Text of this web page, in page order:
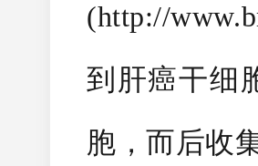
(http://
到肝癌干细
胞，而后收